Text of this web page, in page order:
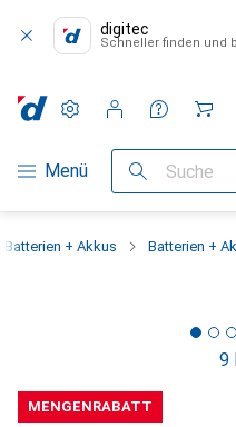
digitec
Schneller finden und
Navigation nach Kategorien
Menü Suche
Einstellungen
Kundenkonto
Vergleichslisten
Merklisten
Warenkorb
Batterien + Akkus Batterien +
9
MENGENRABATT